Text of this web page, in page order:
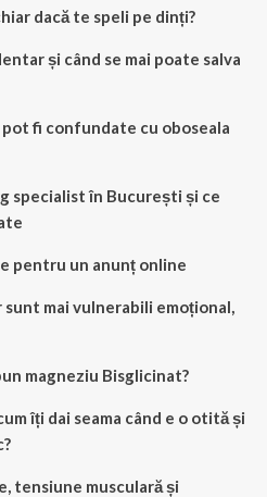
dacă te speli pe dinți?
și când se mai poate salva
fi confundate cu oboseala
specialist în București și ce
pentru un anunț online
sunt mai vulnerabili emoțional,
magneziu Bisglicinat?
îți dai seama când e o otită și
tensiune musculară și